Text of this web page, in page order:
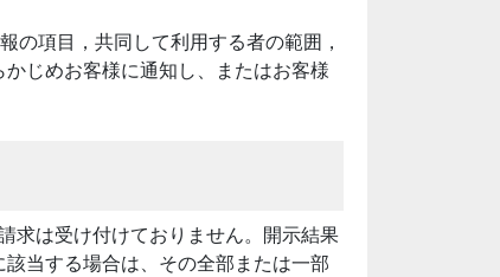
項目，共同して利用する者の範囲，
じめお客様に通知し、またはお客様
求は受け付けておりません。開示結果
当する場合は、その全部または一部